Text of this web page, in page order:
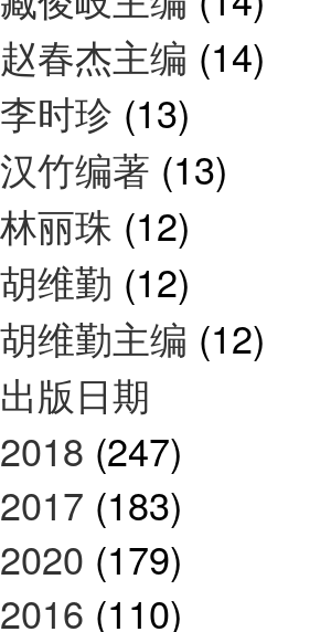
赵春杰主编 (14)
李时珍 (13)
汉竹编著 (13)
林丽珠 (12)
胡维勤 (12)
胡维勤主编 (12)
出版日期
2018 (247)
2017 (183)
2020 (179)
2016 (110)